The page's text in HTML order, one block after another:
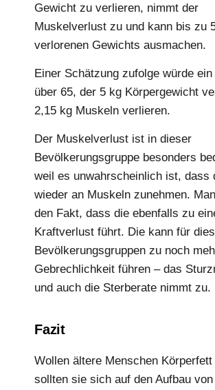
Gewicht zu verlieren, nimmt der
Muskelverlust zu und kann bis zu
verlorenen Gewichts ausmachen.
Einer Schätzung zufolge würde
über 65, der 5 kg Körpergewicht
2,15 kg Muskeln verlieren.
Der Muskelverlust ist in dieser
Bevölkerungsgruppe besonders
weil es unwahrscheinlich ist, dass
wieder an Muskeln zunehmen.
den Fakt, dass die ebenfalls zu
Kraftverlust führt. Die kann für
Bevölkerungsgruppen zu noch
Gebrechlichkeit führen – das
und auch die Sterberate nimmt zu.
Fazit
Wollen ältere Menschen
sollten sie sich auf den Aufbau